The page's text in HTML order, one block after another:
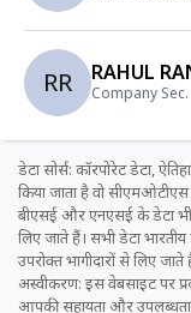
RR RAHUL
Company
डेटा सोर्स: कॉरपोरेट डेटा,
किया जाता है वो सीएमओटीएस
बीएसई और एनएसई के डेटा
लिए जाते हैं। सभी डेटा
उपरोक्त भागीदारों से लिए जाते
अस्वीकरण: इस वेबसाइट पर
आपकी सहायता और उपलब्धता